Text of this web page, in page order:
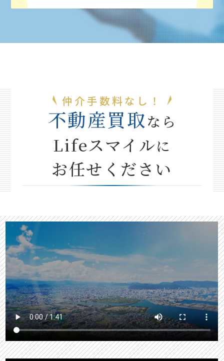
仲介手数料なし！
不動産買取なら
Lifeスマイルに
お任せください